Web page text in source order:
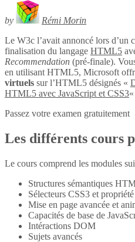
by
Rémi Morin
Le W3c l’avait annoncé lors d’un
finalisation du langage HTML5
Recommendation (pré-finale).
en utilisant HTML5, Microsoft
virtuels sur l’HTML5 désignés «
HTML5 avec JavaScript et CSS3
Passez votre examen gratuitement
Les différents cours
Le cours comprend les modules
Structures sémantiques
Sélecteurs CSS3 et
Mise en page avancée et
Capacités de base de
Intéractions DOM
Sujets avancés